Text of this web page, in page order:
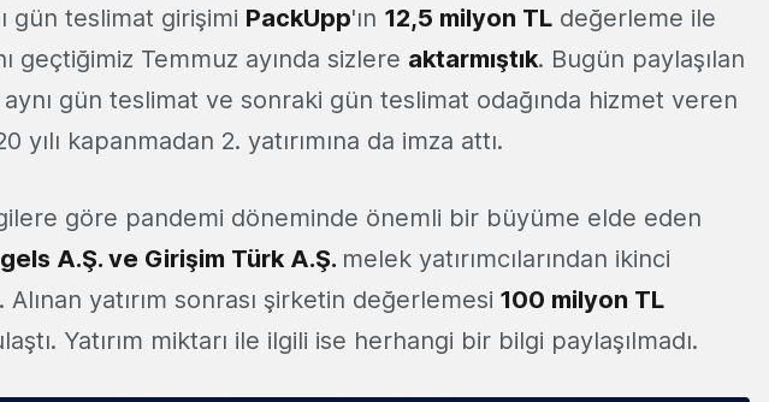
gün teslimat girişimi PackUpp'ın 12,5 milyon TL değerleme ile
geçtiğimiz Temmuz ayında sizlere aktarmıştık. Bugün paylaşılan
gün teslimat ve sonraki gün teslimat odağında hizmet veren
yılı kapanmadan 2. yatırımına da imza attı.
göre pandemi döneminde önemli bir büyüme elde eden
A.Ş. ve Girişim Türk A.Ş. melek yatırımcılarından ikinci
Alınan yatırım sonrası şirketin değerlemesi 100 milyon TL
Yatırım miktarı ile ilgili ise herhangi bir bilgi paylaşılmadı.